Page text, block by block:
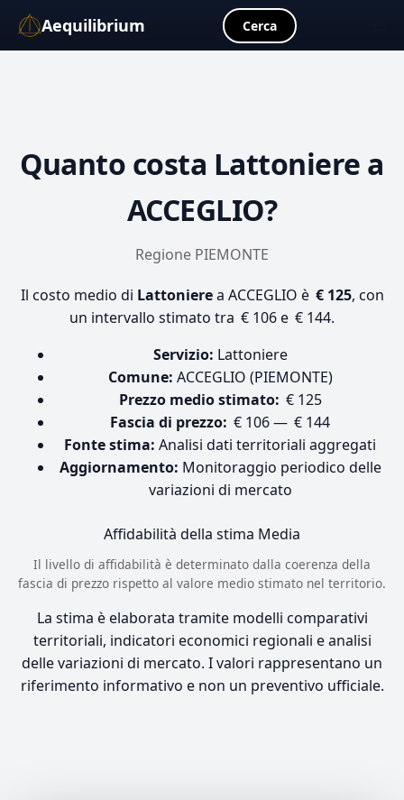
Aequilibrium Cerca
Quanto costa Lattoniere a
ACCEGLIO?
Regione PIEMONTE
Il costo medio di Lattonierea ACCEGLIO è € 125, con
un intervallo stimato tra € 106 e € 144.
Servizio: Lattoniere
Comune: ACCEGLIO (PIEMONTE)
Prezzo medio stimato: € 125
Fascia di prezzo: € 106 — € 144
Fonte stima: Analisi dati territoriali aggregati
Aggiornamento: Monitoraggio periodico delle
variazioni di mercato
Affidabilità della stima Media
Il livello di affidabilità è determinato dalla coerenza della
fascia di prezzo rispetto al valore medio stimato nel territorio.
La stima è elaborata tramite modelli comparativi
territoriali, indicatori economici regionali e analisi
delle variazioni di mercato. I valori rappresentano un
riferimento informativo e non un preventivo ufficiale.